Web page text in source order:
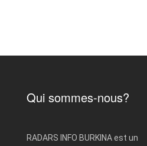
Qui sommes-nous?
RADARS INFO BURKINA est un